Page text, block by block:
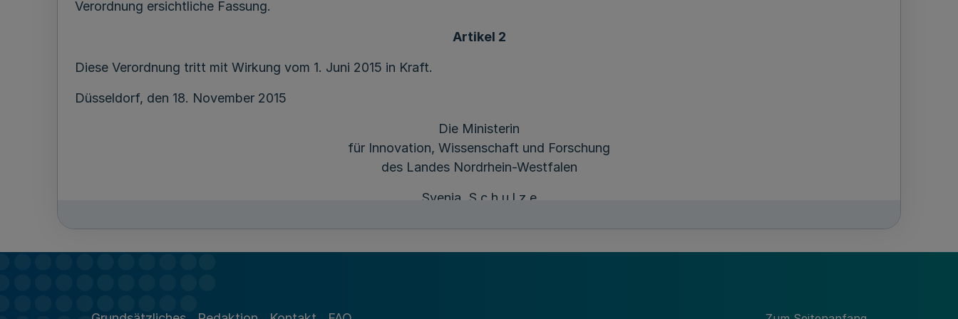
Verordnung ersichtliche Fassung.
Artikel 2
Diese Verordnung tritt mit Wirkung vom 1. Juni 2015 in Kraft.
Düsseldorf, den 18. November 2015
Die Ministerin
für Innovation, Wissenschaft und Forschung
des Landes Nordrhein-Westfalen
Svenja S c h u l z e
GV. NRW. 2015 S. 772